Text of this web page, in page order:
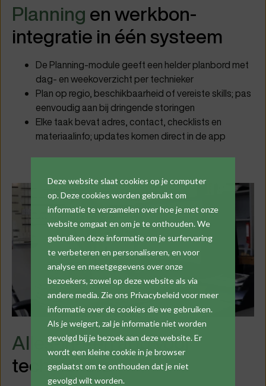
Deze website slaat cookies op je computer
op. Deze cookies worden gebruikt om
informatie te verzamelen over hoe je met onze
website omgaat en om je te onthouden. We
gebruiken deze informatie om je surfervaring
te verbeteren en personaliseren, en voor
analyse en meetgegevens over onze
bezoekers, zowel op deze website als via
andere media. Zie ons Privacybeleid voor meer
informatie over de cookies die we gebruiken.
Als je weigert, zal je informatie niet worden
gevolgd bij je bezoek aan deze website. Er
wordt een kleine cookie in je browser
geplaatst om te onthouden dat je niet
gevolgd wilt worden.
Planning en werkbon-
integratie in één systeem
De Planning-module geeft een helder planbord met
dag- en weekoverzicht per technieker
Plan op regio, beschikbaarheid of vereiste skills; pas
eenvoudig aan bij dringende storingen
Elke taak bevat adres, contact, checklists en
materiaalinfo; updates komen direct in de app
Alles-in-één appvoor
techniekers